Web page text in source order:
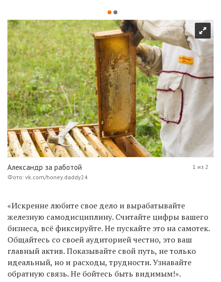
Александр за работой
Фото: vk.com/honey.daddy24
1 из 2
«Искренне любите свое дело и вырабатывайте
железную самодисциплину. Считайте цифры вашего
бизнеса, всё фиксируйте. Не пускайте это на самотек.
Общайтесь со своей аудиторией честно, это ваш
главный актив. Показывайте свой путь, не только
идеальный, но и расходы, трудности. Узнавайте
обратную связь. Не бойтесь быть видимым!».